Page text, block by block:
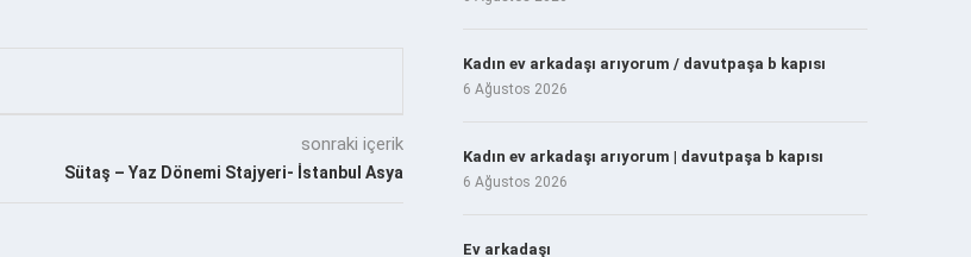
sonraki içerik
Sütaş – Yaz Dönemi Stajyeri- İstanbul Asya
Kadın ev arkadaşı arıyorum / davutpaşa b kapısı
6 Ağustos 2026
Kadın ev arkadaşı arıyorum | davutpaşa b kapısı
6 Ağustos 2026
Ev arkadaşı